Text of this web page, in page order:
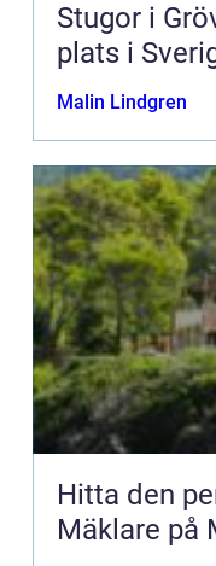
Stugor i
plats i
Malin Lindgren
Hitta den
Mäklare på